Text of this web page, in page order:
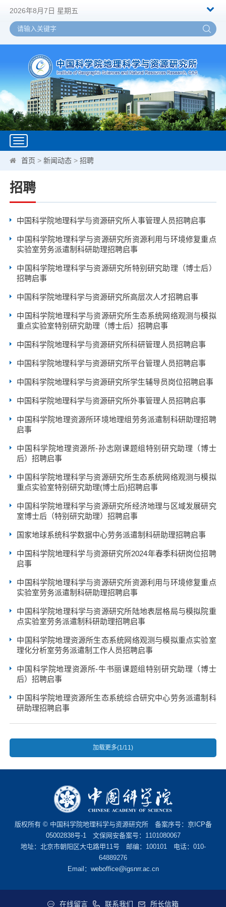
2026年8月7日 星期五
Toggle
navigation
首页 >新闻动态 >招聘
招聘
中国科学院地理科学与资源研究所人事管理人员招聘启事
中国科学院地理科学与资源研究所资源利用与环境修复重点
实验室劳务派遣制科研助理招聘启事
中国科学院地理科学与资源研究所特别研究助理（博士后）
招聘启事
中国科学院地理科学与资源研究所高层次人才招聘启事
中国科学院地理科学与资源研究所生态系统网络观测与模拟
重点实验室特别研究助理（博士后）招聘启事
中国科学院地理科学与资源研究所科研管理人员招聘启事
中国科学院地理科学与资源研究所平台管理人员招聘启事
中国科学院地理科学与资源研究所学生辅导员岗位招聘启事
中国科学院地理科学与资源研究所外事管理人员招聘启事
中国科学院地理资源所环境地理组劳务派遣制科研助理招聘
启事
中国科学院地理资源所-孙志刚课题组特别研究助理（博士
后）招聘启事
中国科学院地理科学与资源研究所生态系统网络观测与模拟
重点实验室特别研究助理(博士后)招聘启事
中国科学院地理科学与资源研究所经济地理与区域发展研究
室博士后（特别研究助理）招聘启事
国家地球系统科学数据中心劳务派遣制科研助理招聘启事
中国科学院地理科学与资源研究所2024年春季科研岗位招聘
启事
中国科学院地理科学与资源研究所资源利用与环境修复重点
实验室劳务派遣制科研助理招聘启事
中国科学院地理科学与资源研究所陆地表层格局与模拟院重
点实验室劳务派遣制科研助理招聘启事
中国科学院地理资源所生态系统网络观测与模拟重点实验室
理化分析室劳务派遣制工作人员招聘启事
中国科学院地理资源所-牛书丽课题组特别研究助理（博士
后）招聘启事
中国科学院地理资源所生态系统综合研究中心劳务派遣制科
研助理招聘启事
加载更多(1/11)
版权所有 © 中国科学院地理科学与资源研究所 备案序号： 京ICP备
05002838号-1文保网安备案号：1101080067
地址：北京市朝阳区大屯路甲11号 邮编：100101 电话：010-
64889276
Email： weboffice@igsnrr.ac.cn
在线留言 联系我们 所长信箱